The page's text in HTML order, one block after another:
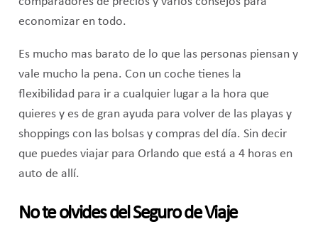
economizar en todo.
Es mucho mas barato de lo que las personas piensan y
vale mucho la pena. Con un coche tienes la
flexibilidad para ir a cualquier lugar a la hora que
quieres y es de gran ayuda para volver de las playas y
shoppings con las bolsas y compras del día. Sin decir
que puedes viajar para Orlando que está a 4 horas en
auto de allí.
No te olvides del Seguro de Viaje